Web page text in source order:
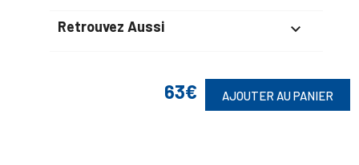
63€ AJOUTER AU PANIER
Retrouvez Aussi 
Suivez-Nous